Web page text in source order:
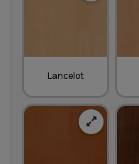
Lancelot